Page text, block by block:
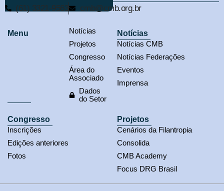
(61) 3321-9563 cmb@cmb.org.br
Menu
Notícias
Projetos
Congresso
Área do
Associado
Dados
do Setor
Notícias
Notícias CMB
Notícias Federações
Eventos
Imprensa
Congresso
Inscrições
Edições anteriores
Fotos
Projetos
Cenários da Filantropia
Consolida
CMB Academy
Focus DRG Brasil